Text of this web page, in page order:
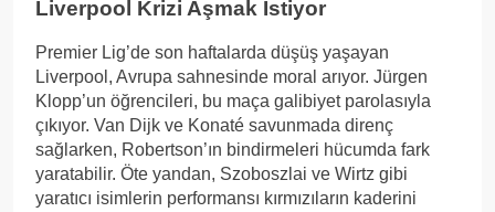
Liverpool Krizi Aşmak İstiyor
Premier Lig’de son haftalarda düşüş yaşayan
Liverpool, Avrupa sahnesinde moral arıyor. Jürgen
Klopp’un öğrencileri, bu maça galibiyet parolasıyla
çıkıyor. Van Dijk ve Konaté savunmada direnç
sağlarken, Robertson’ın bindirmeleri hücumda fark
yaratabilir. Öte yandan, Szoboszlai ve Wirtz gibi
yaratıcı isimlerin performansı kırmızıların kaderini